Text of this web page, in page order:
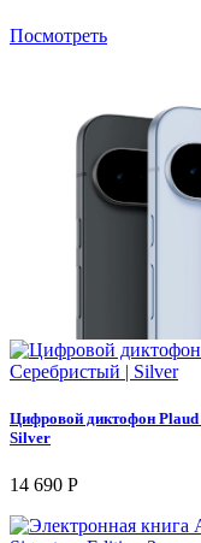
Посмотреть
Цифровой диктофон Plaud
Silver
14 690 Р